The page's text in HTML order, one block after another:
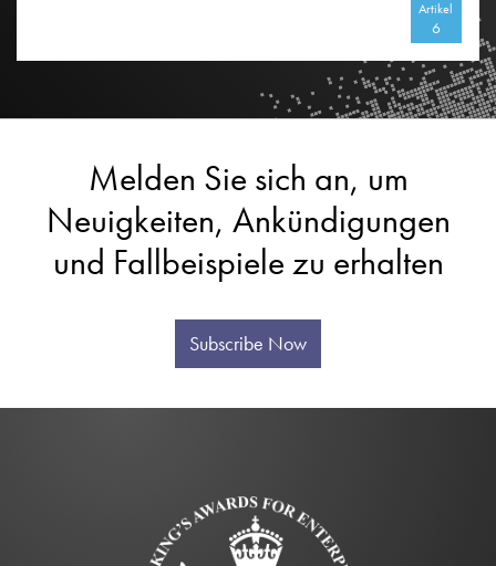
Artikel
6
Melden Sie sich an, um
Neuigkeiten, Ankündigungen
und Fallbeispiele zu erhalten
Subscribe Now